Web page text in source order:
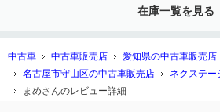
ヘッド ＥＴＣ
在庫一覧を見る
中古車 中古車販売店
愛知県の中古車販売店
名古屋市守山区の中古車販売店
ネクステ
まめさんのレビュー詳細